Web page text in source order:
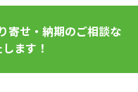
寄せ・納期のご相談な
ます！